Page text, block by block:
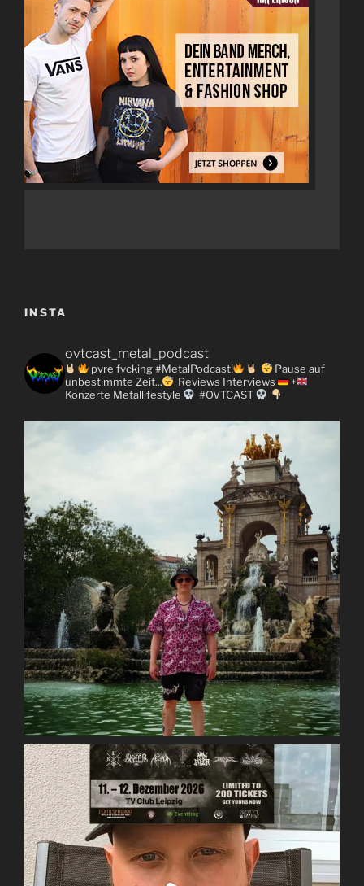
INSTA
ovtcast_metal_podcast
pvre fvcking #MetalPodcast!
Pause auf
unbestimmte Zeit...
Reviews Interviews
+
Konzerte Metallifestyle #OVTCAST